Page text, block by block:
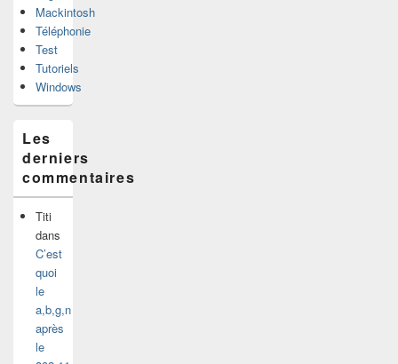
Mackintosh
Téléphonie
Test
Tutoriels
Windows
Les
derniers
commentaires
Titi
dans
C’est
quoi
le
a,b,g,n
après
le